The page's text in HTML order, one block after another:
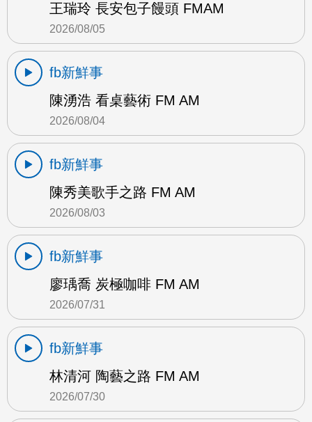
王瑞玲 長安包子饅頭 FMAM
2026/08/05
fb新鮮事
陳湧浩 看桌藝術 FM AM
2026/08/04
fb新鮮事
陳秀美歌手之路 FM AM
2026/08/03
fb新鮮事
廖瑀喬 炭極咖啡 FM AM
2026/07/31
fb新鮮事
林清河 陶藝之路 FM AM
2026/07/30